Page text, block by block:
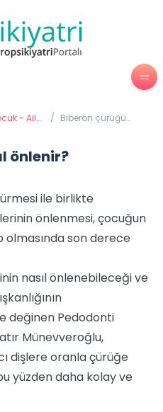
- Aile
/ Biberon çürüğü
önlenir?
ile birlikte
önlenmesi, çocuğun
olmasında son derece
nasıl önlenebileceği ve
değinen Pedodonti
Münevveroğlu,
dişlere oranla çürüğe
yüzden daha kolay ve